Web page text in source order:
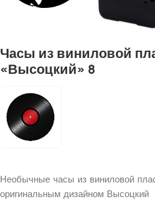
Часы из виниловой
«Высоцкий» 8
Необычные часы из виниловой
оригинальным дизайном Высоцкий